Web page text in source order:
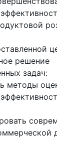
решение
задач:
методы